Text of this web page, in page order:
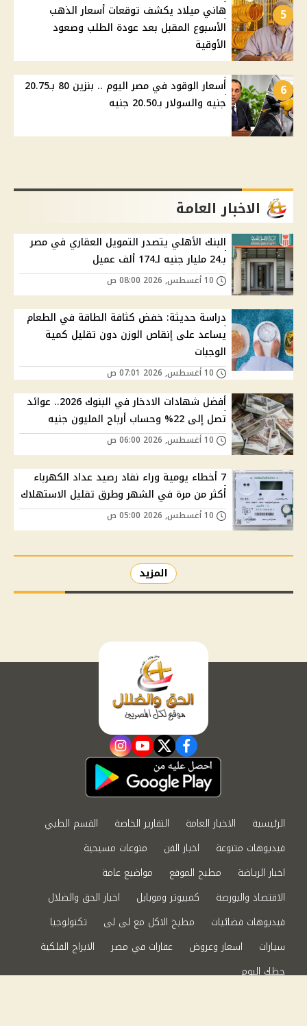
5
هاني ميلاد يكشف توقعات أسعار الذهب
الأسبوع المقبل بعد عودة الطلب وصعود
الأوقية
6
أسعار الوقود في مصر اليوم .. بنزين 80 بـ20.75
جنيه والسولار بـ20.50 جنيه
الاخبار العامة
البنك الأهلي يتصدر التمويل العقاري في مصر
بـ24 مليار جنيه لـ174 ألف عميل
دراسة حديثة: خفض كثافة الطاقة في الطعام
يساعد على إنقاص الوزن دون تقليل كمية
الوجبات
أفضل شهادات الادخار في البنوك 2026.. عوائد
تصل إلى 22% وحساب أرباح المليون جنيه
7 أخطاء يومية وراء نفاد رصيد عداد الكهرباء
أكثر من مرة في الشهر وطرق تقليل الاستهلاك
المزيد
facebook
twitter
youtube
instagram
الرئيسية الاخبار العامة التقارير الخاصة
القسم الطبي
فيديوهات متنوعة
اخبار الفن
منوعات مسيحية
اخبار الرياضة
مطبخ الموقع
مواضيع عامة
الاقتصاد والبورصة
كمبيوتر وموبايل
اخبار الحق والضلال
فيديوهات فضائيات
مطبخ الاكل مع لى لى
تكنولوجيا
سيارات
اسعار وعروض عقارات في مصر
الابراج الفلكية
حظك اليوم